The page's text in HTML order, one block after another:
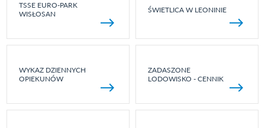
TSSE EURO-PARK
WISŁOSAN
ŚWIETLICA W LEONINIE
WYKAZ DZIENNYCH
OPIEKUNÓW
ZADASZONE
LODOWISKO - CENNIK